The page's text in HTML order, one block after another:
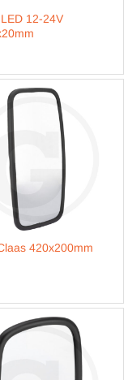
12-24V
420x200mm